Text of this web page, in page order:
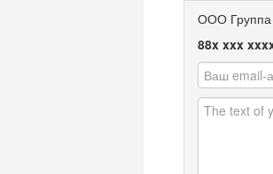
ООО Группа
88x xxx